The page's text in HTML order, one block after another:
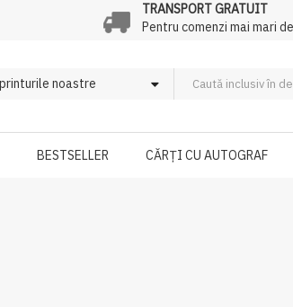
TRANSPORT GRATUIT
Pentru comenzi mai mari
BESTSELLER CĂRȚI CU AUTOGRAF